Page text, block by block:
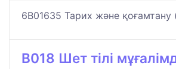
6B01635 Тарих және қоғамтану
B018 Шет тілі